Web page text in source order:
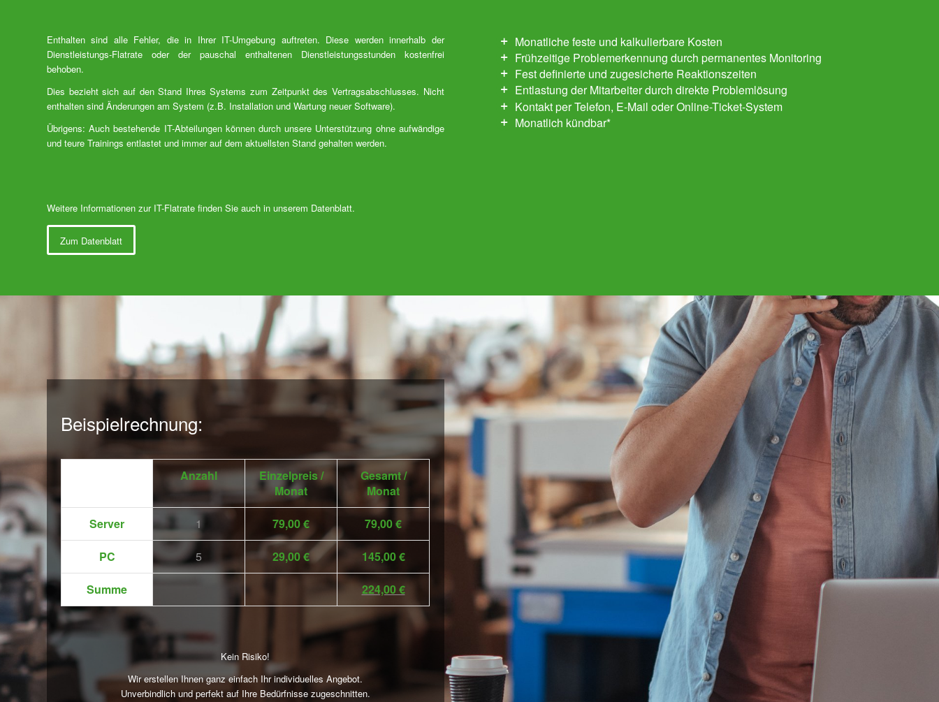
Enthalten sind alle Fehler, die in Ihrer IT-Umgebung auftreten. Diese werden innerhalb der
Dienstleistungs-Flatrate oder der pauschal enthaltenen Dienstleistungsstunden kostenfrei
behoben.
Dies bezieht sich auf den Stand Ihres Systems zum Zeitpunkt des Vertragsabschlusses. Nicht
enthalten sind Änderungen am System (z.B. Installation und Wartung neuer Software).
Übrigens: Auch bestehende IT-Abteilungen können durch unsere Unterstützung ohne aufwändige
und teure Trainings entlastet und immer auf dem aktuellsten Stand gehalten werden.
Monatliche feste und kalkulierbare Kosten
Frühzeitige Problemerkennung durch permanentes Monitoring
Fest definierte und zugesicherte Reaktionszeiten
Entlastung der Mitarbeiter durch direkte Problemlösung
Kontakt per Telefon, E-Mail oder Online-Ticket-System
Monatlich kündbar*
Weitere Informationen zur IT-Flatrate finden Sie auch in unserem Datenblatt.
Zum Datenblatt
Beispielrechnung:
Anzahl
Einzelpreis /
Monat
Gesamt /
Monat
Server 1 79,00 € 79,00 €
PC 5 29,00 € 145,00 €
Summe 224,00 €
Kein Risiko!
Wir erstellen Ihnen ganz einfach Ihr individuelles Angebot.
Unverbindlich und perfekt auf Ihre Bedürfnisse zugeschnitten.